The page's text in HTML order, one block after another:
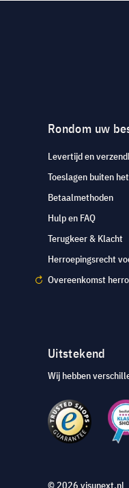
Rondom uw
Levertijd en
Toeslagen buiten
Betaalmethoden
Hulp en FAQ
Terugkeer & Klacht
Herroepingsrecht
Overeenkomst
Uitstekend
Wij hebben
© 2026 visunext.nl